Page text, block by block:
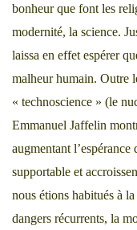
bonheur que font les
modernité, la science.
laissa en effet espérer
malheur humain. Outre
« technoscience » (le
Emmanuel Jaffelin
augmentant
supportable et
nous étions habitués à
dangers récurrents, la